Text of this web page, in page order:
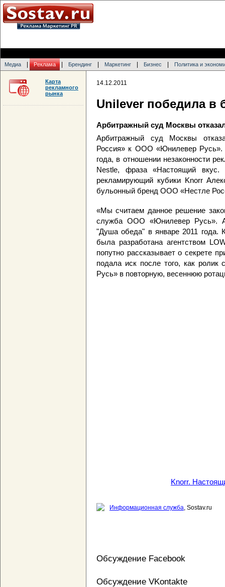
Медиа Реклама Брендинг Маркетинг Бизнес Политика и
14.12.2011
Unilever победила в
Арбитражный суд Москвы
Арбитражный суд Москвы
Россия» к ООО «Юнилевер Русь».
года, в отношении незаконности
Nestle, фраза «Настоящий вкус.
рекламирующий кубики Knorr
бульонный бренд ООО «Нестле
«Мы считаем данное решение
служба ООО «Юнилевер Русь».
"Душа обеда" в январе 2011 года.
была разработана агентством
попутно рассказывает о секрете
подала иск после того, как
Русь» в повторную, весеннюю
Knorr.
Информационная служба, Sostav.ru
Обсуждение Facebook
Обсуждение VKontakte
Карта
рекламного
рынка